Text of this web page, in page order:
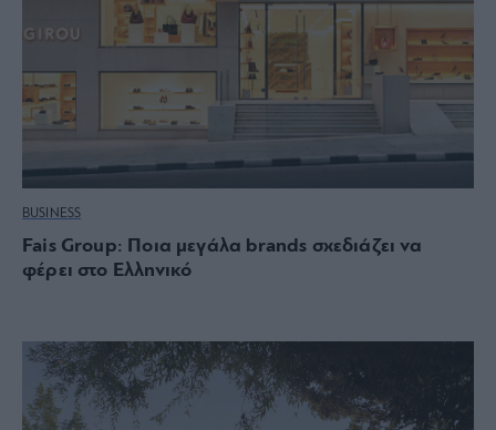
BUSINESS
Fais Group: Ποια μεγάλα brands σχεδιάζει να
φέρει στο Ελληνικό